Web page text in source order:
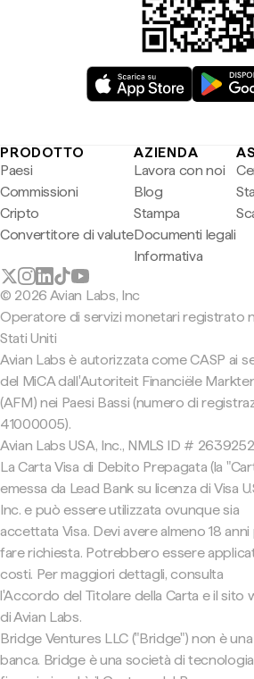
PRODOTTO
Paesi
Commissioni
Cripto
Convertitore di valute
AZIENDA
Lavora con noi
Blog
Stampa
Documenti legali
Informativa
© 2026 Avian Labs, Inc
Operatore di servizi monetari registrato
Stati Uniti
Avian Labs è autorizzata come CASP ai
del MiCA dall'Autoriteit Financiële
(AFM) nei Paesi Bassi (numero di
41000005).
Avian Labs USA, Inc., NMLS ID # 2639252
La Carta Visa di Debito Prepagata (la
emessa da Lead Bank su licenza di Visa
Inc. e può essere utilizzata ovunque sia
accettata Visa. Devi avere almeno 18
fare richiesta. Potrebbero essere
costi. Per maggiori dettagli, consulta
l'Accordo del Titolare della Carta e il sito
di Avian Labs.
Bridge Ventures LLC ("Bridge") non è una
banca. Bridge è una società di tecnologia